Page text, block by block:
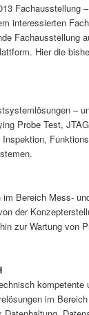
Fachausstellung
interessierten
Fachausstellung
Hier die
–
Probe Test,
Bereich Mess-
der
zur Wartung von
kompetente
im